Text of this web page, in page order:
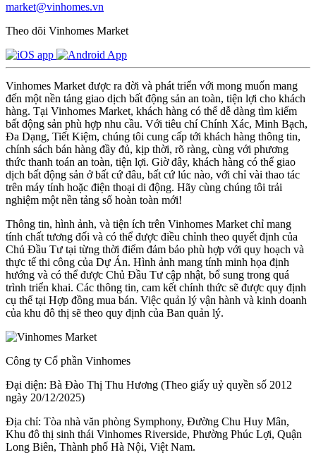
market@vinhomes.vn
Theo dõi Vinhomes Market
Vinhomes Market được ra đời và phát triển với mong muốn mang
đến một nền tảng giao dịch bất động sản an toàn, tiện lợi cho khách
hàng. Tại Vinhomes Market, khách hàng có thể dễ dàng tìm kiếm
bất động sản phù hợp nhu cầu. Với tiêu chí Chính Xác, Minh Bạch,
Đa Dạng, Tiết Kiệm, chúng tôi cung cấp tới khách hàng thông tin,
chính sách bán hàng đầy đủ, kịp thời, rõ ràng, cùng với phương
thức thanh toán an toàn, tiện lợi. Giờ đây, khách hàng có thể giao
dịch bất động sản ở bất cứ đâu, bất cứ lúc nào, với chỉ vài thao tác
trên máy tính hoặc điện thoại di động. Hãy cùng chúng tôi trải
nghiệm một nền tảng số hoàn toàn mới!
Thông tin, hình ảnh, và tiện ích trên Vinhomes Market chỉ mang
tính chất tương đối và có thể được điều chỉnh theo quyết định của
Chủ Đầu Tư tại từng thời điểm đảm bảo phù hợp với quy hoạch và
thực tế thi công của Dự Án. Hình ảnh mang tính minh họa định
hướng và có thể được Chủ Đầu Tư cập nhật, bổ sung trong quá
trình triển khai. Các thông tin, cam kết chính thức sẽ được quy định
cụ thể tại Hợp đồng mua bán. Việc quản lý vận hành và kinh doanh
của khu đô thị sẽ theo quy định của Ban quản lý.
Công ty Cổ phần Vinhomes
Đại diện: Bà Đào Thị Thu Hương (Theo giấy uỷ quyền số 2012
ngày 20/12/2025)
Địa chỉ: Tòa nhà văn phòng Symphony, Đường Chu Huy Mân,
Khu đô thị sinh thái Vinhomes Riverside, Phường Phúc Lợi, Quận
Long Biên, Thành phố Hà Nội, Việt Nam.